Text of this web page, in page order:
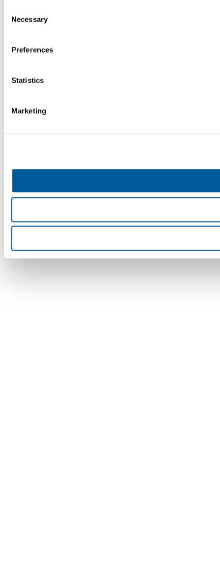
Selection
Necessary
Preferences
Statistics
Marketing